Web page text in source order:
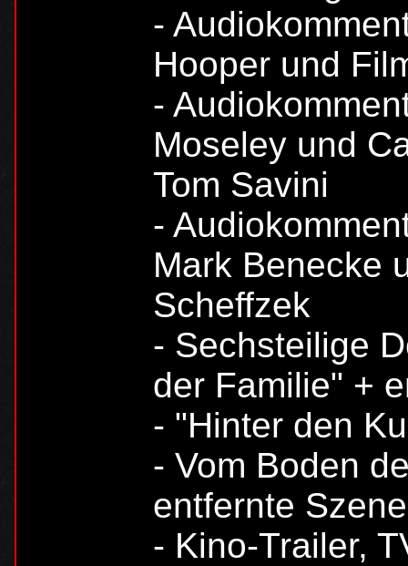
-
Hooper und
-
Moseley und
Tom Savini
-
Mark Benecke
Scheffzek
- Sechsteilige
der Familie" +
- "Hinter den
- Vom Boden
entfernte
- Kino-Trailer,